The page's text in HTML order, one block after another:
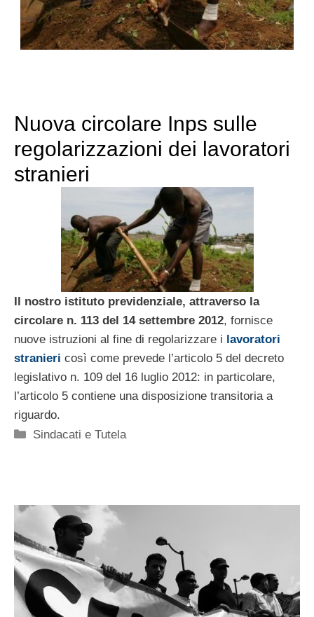
Nuova circolare Inps sulle
regolarizzazioni dei lavoratori
stranieri
Il nostro istituto previdenziale, attraverso la
circolare n. 113 del 14 settembre 2012, fornisce
nuove istruzioni al fine di regolarizzare i lavoratori
stranieri così come prevede l’articolo 5 del decreto
legislativo n. 109 del 16 luglio 2012: in particolare,
l’articolo 5 contiene una disposizione transitoria a
riguardo.
Categorie
Sindacati e Tutela